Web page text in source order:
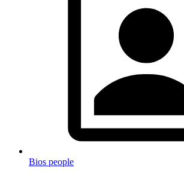
Bios people